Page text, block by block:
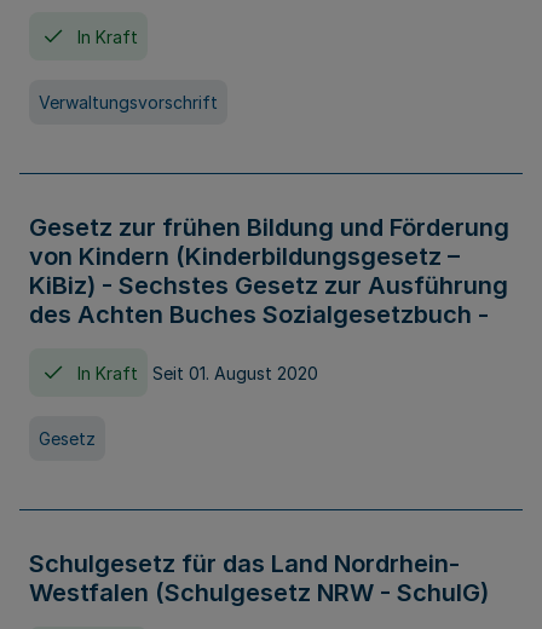
In Kraft
Verwaltungsvorschrift
Gesetz zur frühen Bildung und Förderung
von Kindern (Kinderbildungsgesetz –
KiBiz) - Sechstes Gesetz zur Ausführung
des Achten Buches Sozialgesetzbuch -
In Kraft Seit 01. August 2020
Gesetz
Schulgesetz für das Land Nordrhein-
Westfalen (Schulgesetz NRW - SchulG)